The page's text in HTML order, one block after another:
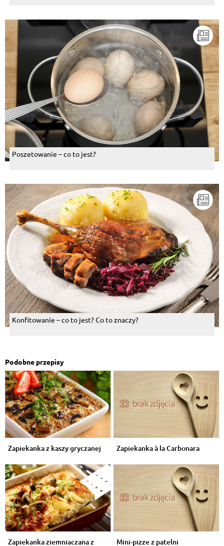
Poszetowanie – co to jest?
Konfitowanie – co to jest? Co to znaczy?
Podobne przepisy
Zapiekanka z kaszy gryczanej Zapiekanka à la Carbonara
Zapiekanka ziemniaczana z Mini-pizze z patelni